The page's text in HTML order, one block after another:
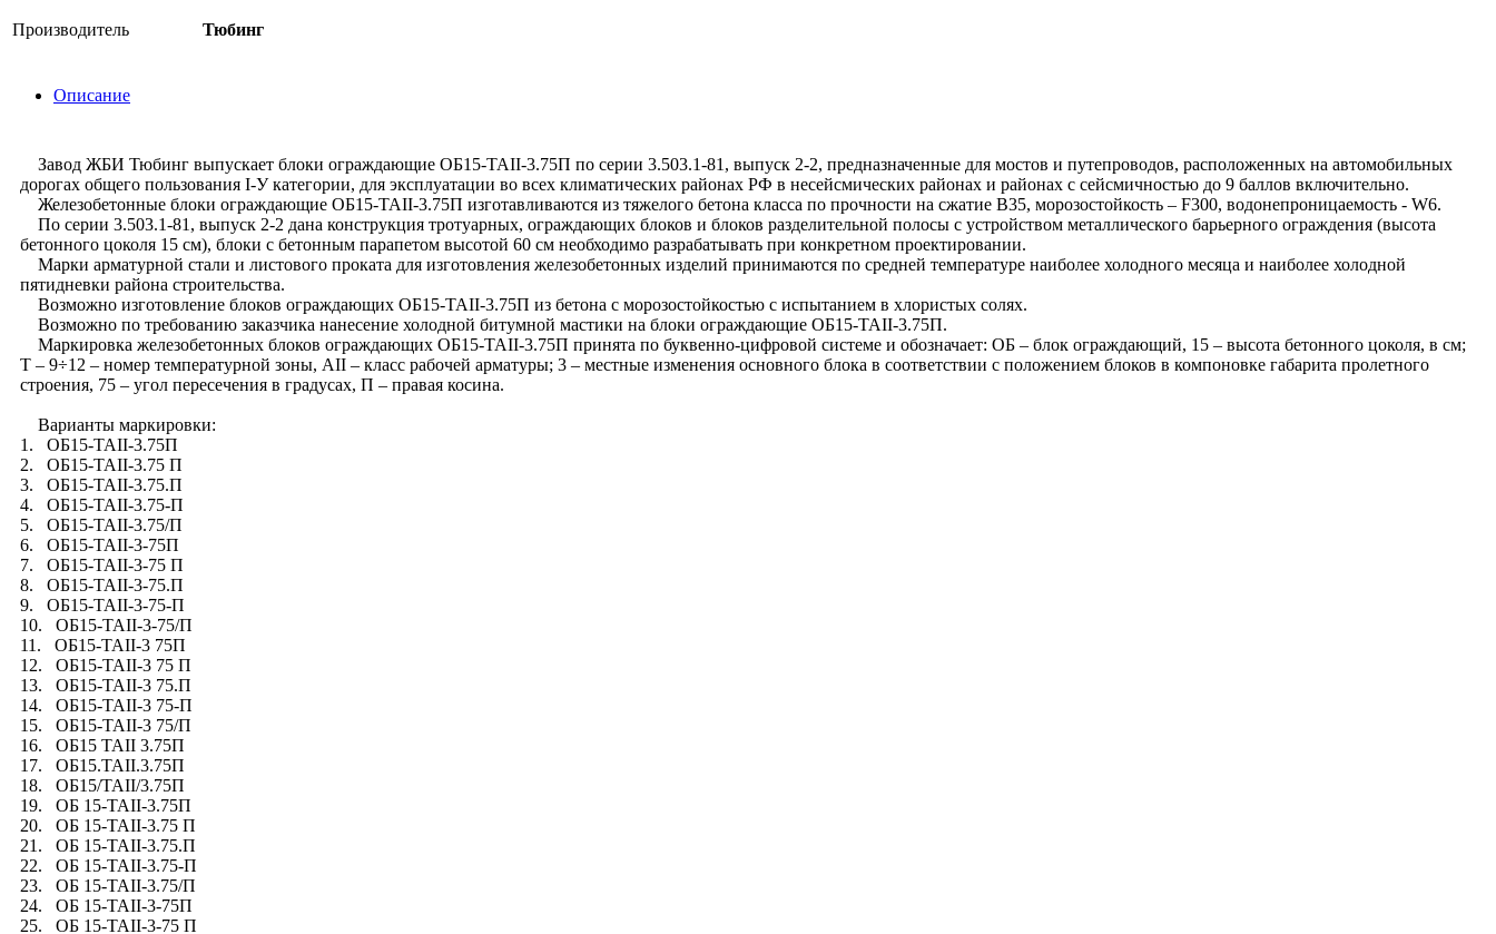
Производитель Тюбинг
Описание
Завод ЖБИ Тюбинг выпускает блоки ограждающие ОБ15-TAII-3.75П по серии 3.503.1-81, выпуск 2-2, предназначенные для мостов и путепроводов, расположенных на автомобильных
дорогах общего пользования I-У категории, для эксплуатации во всех климатических районах РФ в несейсмических районах и районах с сейсмичностью до 9 баллов включительно.
Железобетонные блоки ограждающие ОБ15-TAII-3.75П изготавливаются из тяжелого бетона класса по прочности на сжатие B35, морозостойкость – F300, водонепроницаемость - W6.
По серии 3.503.1-81, выпуск 2-2 дана конструкция тротуарных, ограждающих блоков и блоков разделительной полосы с устройством металлического барьерного ограждения (высота
бетонного цоколя 15 см), блоки с бетонным парапетом высотой 60 см необходимо разрабатывать при конкретном проектировании.
Марки арматурной стали и листового проката для изготовления железобетонных изделий принимаются по средней температуре наиболее холодного месяца и наиболее холодной
пятидневки района строительства.
Возможно изготовление блоков ограждающих ОБ15-TAII-3.75П из бетона с морозостойкостью с испытанием в хлористых солях.
Возможно по требованию заказчика нанесение холодной битумной мастики на блоки ограждающие ОБ15-TAII-3.75П.
Маркировка железобетонных блоков ограждающих ОБ15-TAII-3.75П принята по буквенно-цифровой системе и обозначает: ОБ – блок ограждающий, 15 – высота бетонного цоколя, в см;
Т – 9÷12 – номер температурной зоны, AII – класс рабочей арматуры; 3 – местные изменения основного блока в соответствии с положением блоков в компоновке габарита пролетного
строения, 75 – угол пересечения в градусах, П – правая косина.
Варианты маркировки:
1. ОБ15-TAII-3.75П
2. ОБ15-TAII-3.75 П
3. ОБ15-TAII-3.75.П
4. ОБ15-TAII-3.75-П
5. ОБ15-TAII-3.75/П
6. ОБ15-TAII-3-75П
7. ОБ15-TAII-3-75 П
8. ОБ15-TAII-3-75.П
9. ОБ15-TAII-3-75-П
10. ОБ15-TAII-3-75/П
11. ОБ15-TAII-3 75П
12. ОБ15-TAII-3 75 П
13. ОБ15-TAII-3 75.П
14. ОБ15-TAII-3 75-П
15. ОБ15-TAII-3 75/П
16. ОБ15 TAII 3.75П
17. ОБ15.TAII.3.75П
18. ОБ15/TAII/3.75П
19. ОБ 15-TAII-3.75П
20. ОБ 15-TAII-3.75 П
21. ОБ 15-TAII-3.75.П
22. ОБ 15-TAII-3.75-П
23. ОБ 15-TAII-3.75/П
24. ОБ 15-TAII-3-75П
25. ОБ 15-TAII-3-75 П